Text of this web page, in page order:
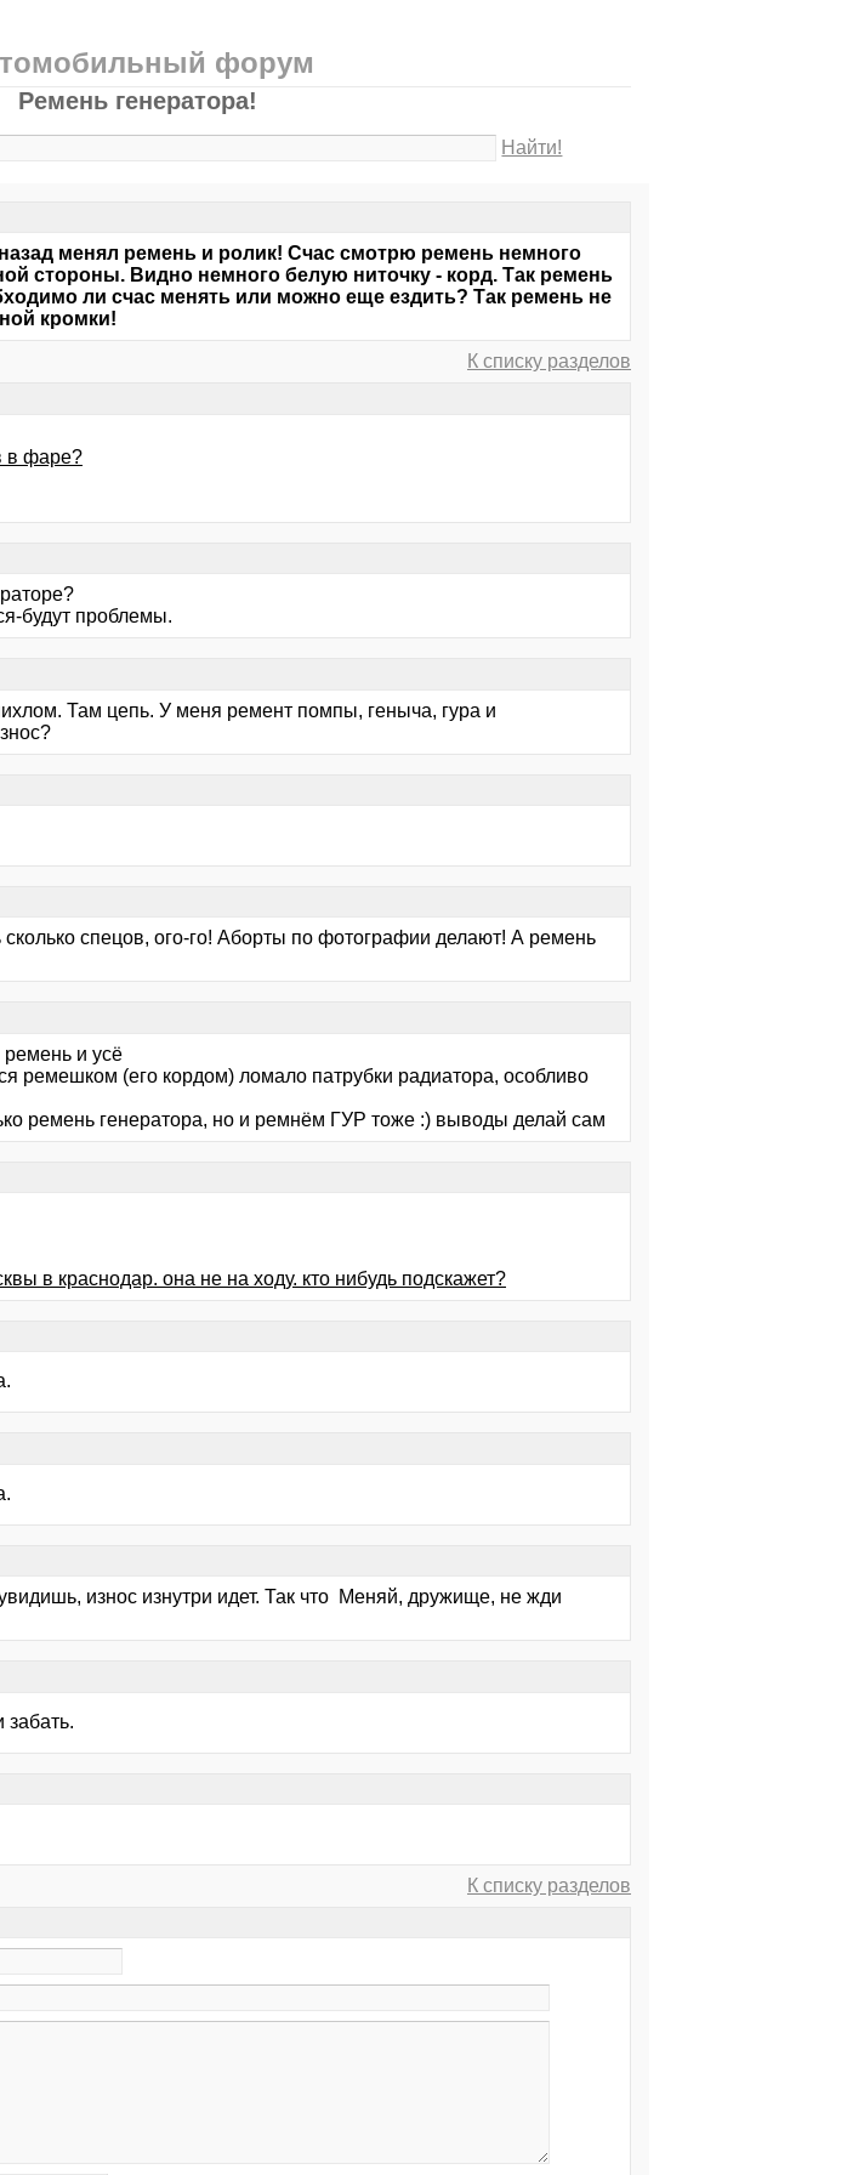
форум
Ремень генератора!
Найти!
менял ремень и ролик! Счас смотрю ремень немного
стороны. Видно немного белую ниточку - корд. Так ремень
ли счас менять или можно еще ездить? Так ремень не
кромки!
К списку разделов
в фаре?
будут проблемы.
Там цепь. У меня ремент помпы, геныча, гура и
спецов, ого-го! Аборты по фотографии делают! А ремень
ремень и усё
ремешком (его кордом) ломало патрубки радиатора, особливо
ремень генератора, но и ремнём ГУР тоже :) выводы делай сам
в краснодар. она не на ходу. кто нибудь подскажет?
износ изнутри идет. Так что Меняй, дружище, не жди
забать.
К списку разделов